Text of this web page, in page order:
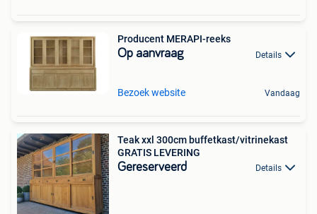
Producent MERAPI-reeks
Op aanvraag Details
Bezoek website Vandaag
Teak xxl 300cm buffetkast/vitrinekast
GRATIS LEVERING
Gereserveerd Details